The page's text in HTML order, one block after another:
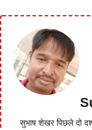
सुभाष शेखर पिछले दो